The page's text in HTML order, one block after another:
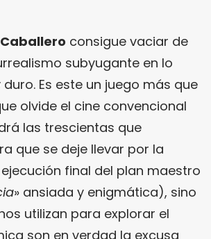
Caballero consigue vaciar de
subyugante en lo
Es este un juego más que
olvide el cine convencional
las trescientas que
que se deje llevar por la
final del plan maestro
» ansiada y enigmática), sino
utilizan para explorar el
son en verdad la excusa